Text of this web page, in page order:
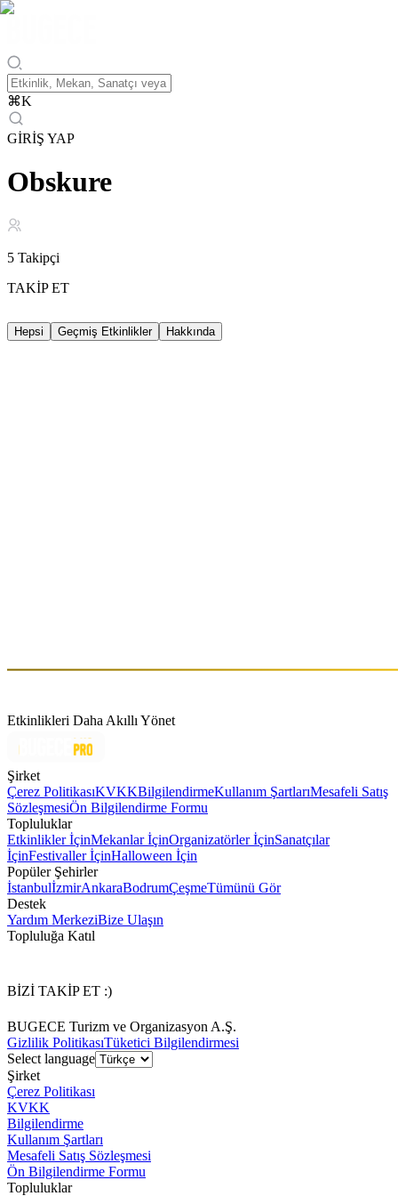
⌘K
GİRİŞ YAP
Obskure
5 Takipçi
TAKİP ET
Hepsi Geçmiş Etkinlikler Hakkında
Etkinlikleri Daha Akıllı Yönet
Şirket
Çerez PolitikasıKVKKBilgilendirmeKullanım ŞartlarıMesafeli Satış
SözleşmesiÖn Bilgilendirme Formu
Topluluklar
Etkinlikler İçinMekanlar İçinOrganizatörler İçinSanatçılar
İçinFestivaller İçinHalloween İçin
Popüler Şehirler
İstanbulİzmirAnkaraBodrumÇeşmeTümünü Gör
Destek
Yardım MerkeziBize Ulaşın
Topluluğa Katıl
BİZİ TAKİP ET :)
BUGECE Turizm ve Organizasyon A.Ş.
Gizlilik PolitikasıTüketici Bilgilendirmesi
Select language
Şirket
Çerez Politikası
KVKK
Bilgilendirme
Kullanım Şartları
Mesafeli Satış Sözleşmesi
Ön Bilgilendirme Formu
Topluluklar